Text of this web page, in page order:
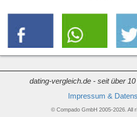
dating-vergleich.de - seit über
Impressum &
© Compado GmbH 2005-2026. All